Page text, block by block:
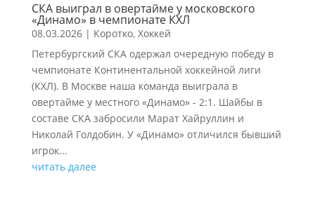
СКА выиграл в овертайме у московского
«Динамо» в чемпионате КХЛ
08.03.2026| Коротко, Хоккей
Петербургский СКА одержал очередную победу в
чемпионате Континентальной хоккейной лиги
(КХЛ). В Москве наша команда выиграла в
овертайме у местного «Динамо» - 2:1. Шайбы в
составе СКА забросили Марат Хайруллин и
Николай Голдобин. У «Динамо» отличился бывший
игрок...
читать далее